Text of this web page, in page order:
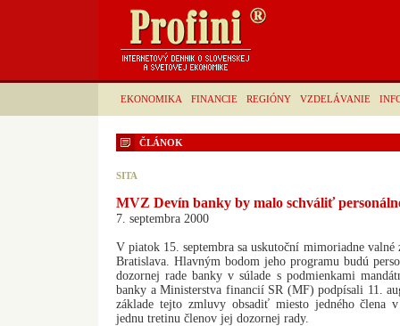
EKONOMIKA FINANCIE REGIÓNY VZDELÁVANIE
ČLÁNOK
SITA
MVZ Devín banky by malo schváliť
7. septembra 2000
V piatok 15. septembra sa uskutoční mimoriadne valné
Bratislava. Hlavným bodom jeho programu budú
dozornej rade banky v súlade s podmienkami
banky a Ministerstva financií SR (MF) podpísali 11.
základe tejto zmluvy obsadiť miesto jedného člena
jednu tretinu členov jej dozornej rady.